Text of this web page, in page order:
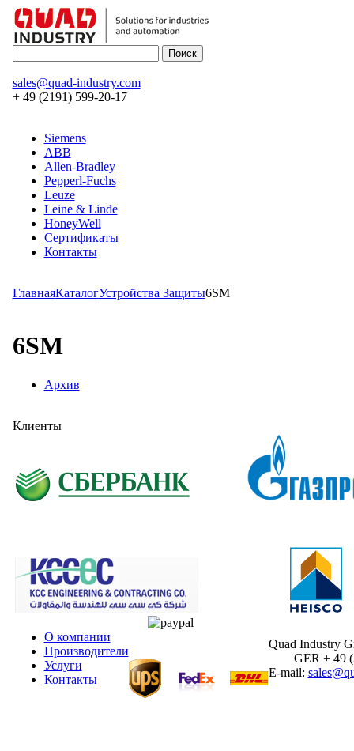
sales@quad-industry.com|
+ 49 (2191) 599-20-17
Siemens
ABB
Allen-Bradley
Pepperl-Fuchs
Leuze
Leine & Linde
HoneyWell
Сертификаты
Контакты
ГлавнаяКаталогУстройства Защиты6SM
6SM
Архив
Клиенты
О компании
Производители
Услуги
Контакты
Quad Industry
GER + 49
E-mail: